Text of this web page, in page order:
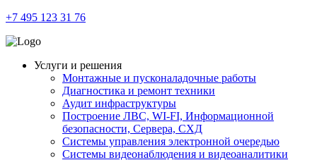
+7 495 123 31 76
Услуги и решения
Монтажные и пусконаладочные работы
Диагностика и ремонт техники
Аудит инфраструктуры
Построение ЛВС, WI-FI, Информационной
безопасности, Сервера, СХД
Системы управления электронной очередью
Системы видеонаблюдения и видеоаналитики